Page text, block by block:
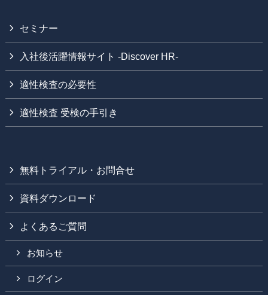
セミナー
入社後活躍情報サイト -Discover HR-
適性検査の必要性
適性検査 受検の手引き
無料トライアル・お問合せ
資料ダウンロード
よくあるご質問
お知らせ
ログイン